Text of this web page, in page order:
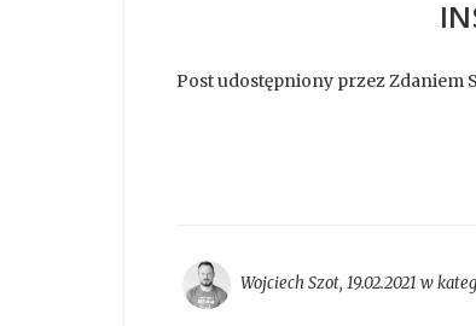
Post udostępniony przez Zdaniem
Wojciech Szot, 19.02.2021 w